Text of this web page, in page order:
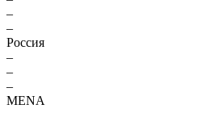
–
–
Россия
–
–
–
MENA